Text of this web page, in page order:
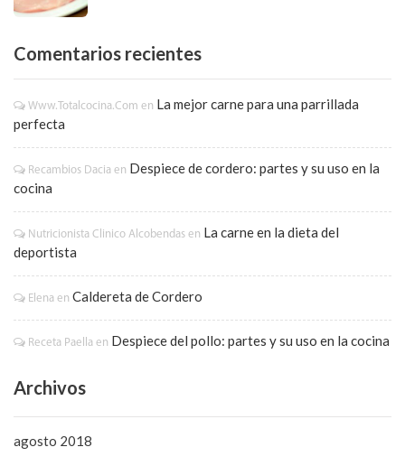
Comentarios recientes
Www.totalcocina.com en La mejor carne para una parrillada
perfecta
Recambios Dacia en Despiece de cordero: partes y su uso en la
cocina
Nutricionista Clinico Alcobendas en La carne en la dieta del
deportista
Elena en Caldereta de Cordero
Receta Paella en Despiece del pollo: partes y su uso en la cocina
Archivos
agosto 2018